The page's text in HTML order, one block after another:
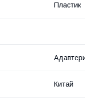
Пластик
Китай